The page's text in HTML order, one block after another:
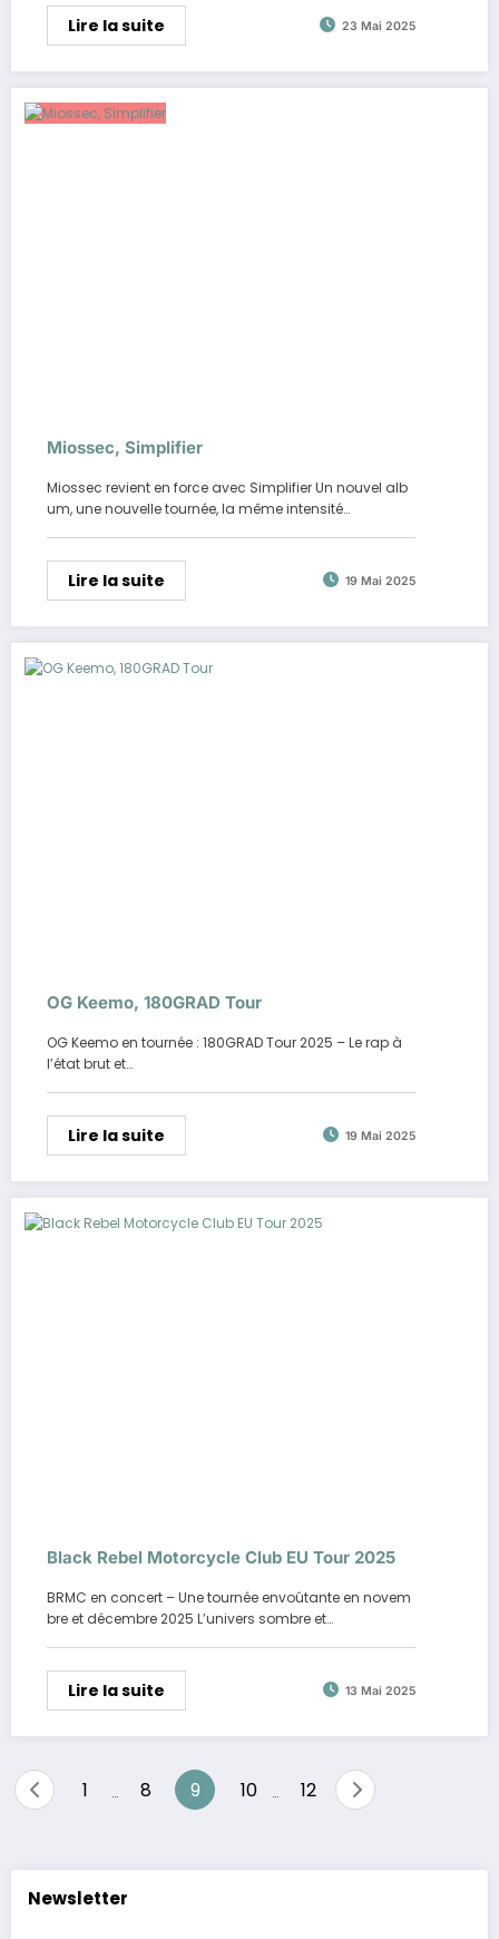
Lire la suite 23 Mai 2025
Miossec, Simplifier
Miossec revient en force avec Simplifier Un nouvel alb
um, une nouvelle tournée, la même intensité…
Lire la suite 19 Mai 2025
OG Keemo, 180GRAD Tour
OG Keemo en tournée : 180GRAD Tour 2025 – Le rap à
l’état brut et…
Lire la suite 19 Mai 2025
Black Rebel Motorcycle Club EU Tour 2025
BRMC en concert – Une tournée envoûtante en novem
bre et décembre 2025 L’univers sombre et…
Lire la suite 13 Mai 2025
Pagination
1 8 9 10 12
Newsletter